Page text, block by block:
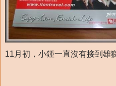
11月初，小鍾一直沒有接到雄